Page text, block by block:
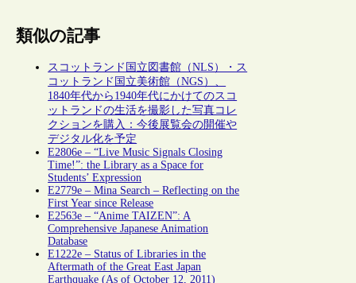
類似の記事
スコットランド国立図書館（NLS）・ス
コットランド国立美術館（NGS）、
1840年代から1940年代にかけてのスコ
ットランドの生活を撮影した写真コレ
クションを購入：今後展覧会の開催や
デジタル化を予定
E2806e – “Live Music Signals Closing
Time!”: the Library as a Space for
Students’ Expression
E2779e – Mina Search – Reflecting on the
First Year since Release
E2563e – “Anime TAIZEN”: A
Comprehensive Japanese Animation
Database
E1222e – Status of Libraries in the
Aftermath of the Great East Japan
Earthquake (As of October 12, 2011)